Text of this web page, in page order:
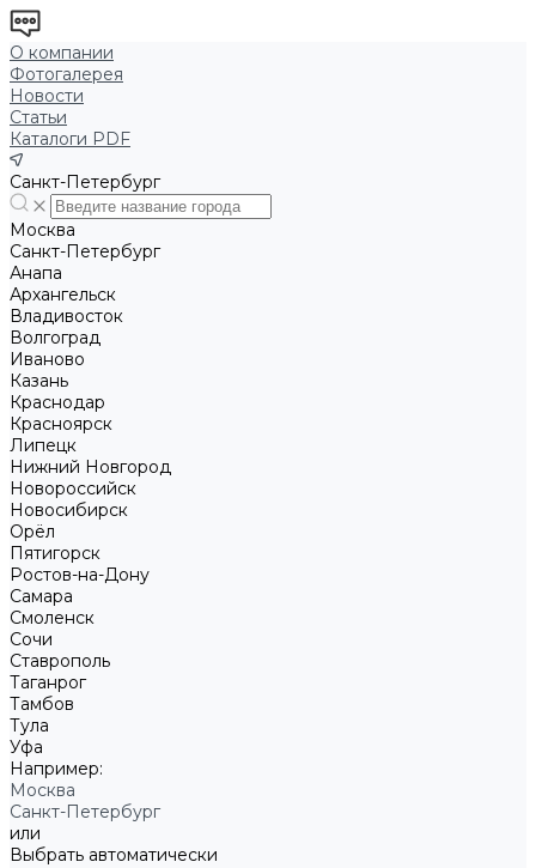
О компании
Фотогалерея
Новости
Статьи
Каталоги PDF
Санкт-Петербург
Москва
Санкт-Петербург
Анапа
Архангельск
Владивосток
Волгоград
Иваново
Казань
Краснодар
Красноярск
Липецк
Нижний Новгород
Новороссийск
Новосибирск
Орёл
Пятигорск
Ростов-на-Дону
Самара
Смоленск
Сочи
Ставрополь
Таганрог
Тамбов
Тула
Уфа
Например:
Москва
Санкт-Петербург
или
Выбрать автоматически